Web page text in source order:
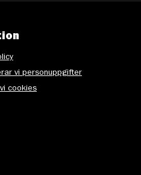
vi personuppgifter
cookies